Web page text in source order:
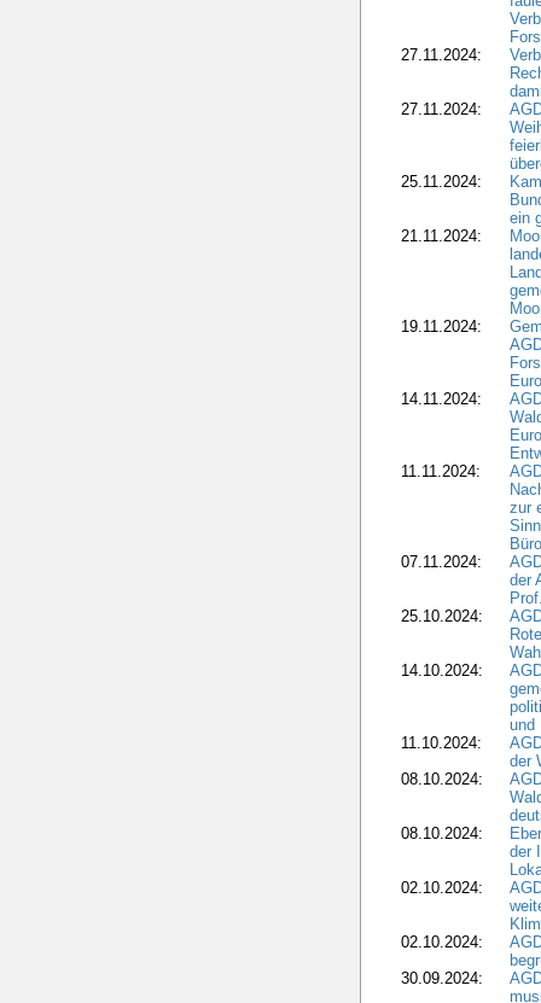
27.11.2024:
27.11.2024:
25.11.2024:
ein
21.11.2024:
19.11.2024:
14.11.2024:
11.11.2024:
zur
07.11.2024:
der
25.10.2024:
14.10.2024:
und
11.10.2024:
der
08.10.2024:
08.10.2024:
der
02.10.2024:
02.10.2024:
30.09.2024: